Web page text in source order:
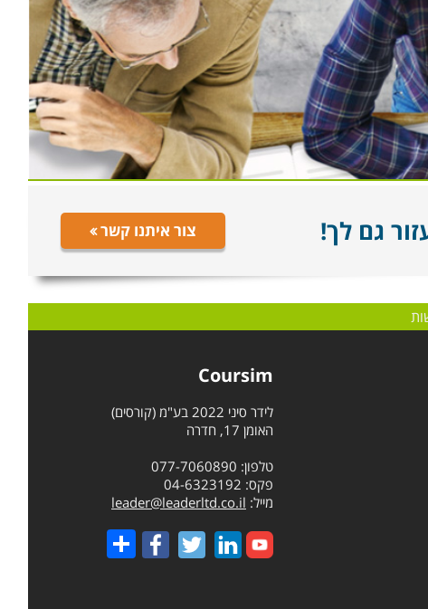
גם לך! צור איתנו קשר
Coursim
לידר סיני 2022 בע"מ (קורסים)
האומן 17, חדרה
טלפון: 077-7060890
פקס: 04-6323192
מייל: leader@leaderltd.co.il
Share